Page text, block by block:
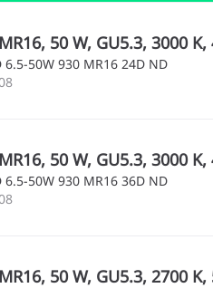
50 W, GU5.3, 3000
6.5-50W 930 MR16 24D ND
50 W, GU5.3, 3000
6.5-50W 930 MR16 36D ND
50 W, GU5.3, 2700